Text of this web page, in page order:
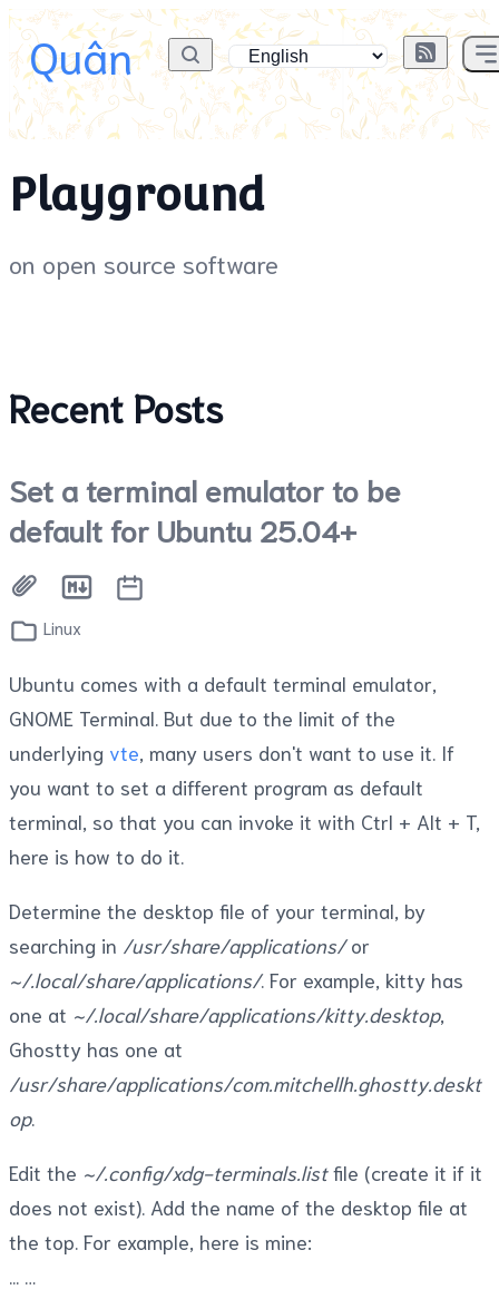
Quân
Playground
on open source software
Recent Posts
Set a terminal emulator to be
default for Ubuntu 25.04+
Linux
Ubuntu comes with a default terminal emulator,
GNOME Terminal. But due to the limit of the
underlying vte , many users don't want to use it. If
you want to set a different program as default
terminal, so that you can invoke it with Ctrl + Alt + T,
here is how to do it.
Determine the desktop file of your terminal, by
searching in /usr/share/applications/or
~/.local/share/applications/. For example, kitty has
one at ~/.local/share/applications/kitty.desktop,
Ghostty has one at
/usr/share/applications/com.mitchellh.ghostty.deskt
op.
Edit the ~/.config/xdg-terminals.listfile (create it if it
does not exist). Add the name of the desktop file at
the top. For example, here is mine: